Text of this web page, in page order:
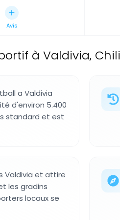
Avis
à Valdivia, Chili
a Valdivia
d'environ 5.400
standard et est
Valdivia et attire
les gradins
locaux se